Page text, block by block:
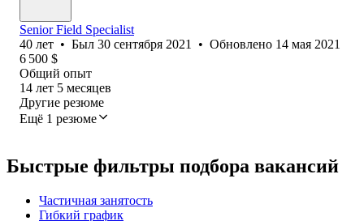
Senior Field Specialist
40 лет • Был 30 сентября 2021 • Обновлено 14 мая 2021
6 500 $
Общий опыт
14 лет 5 месяцев
Другие резюме
Ещё 1 резюме
Быстрые фильтры подбора вакансий
Частичная занятость
Гибкий график